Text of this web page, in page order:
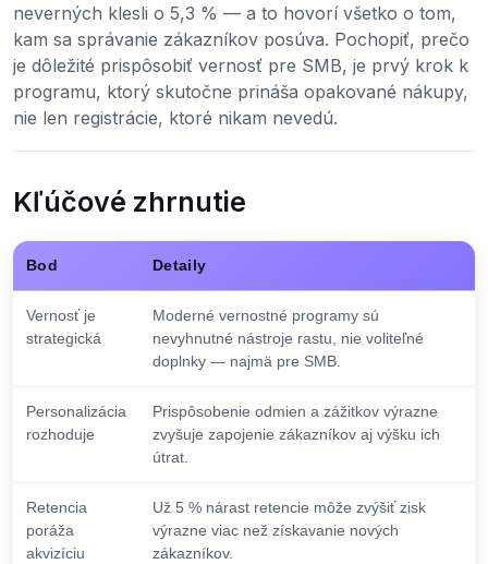
neverných klesli o 5,3 % — a to hovorí všetko o tom,
kam sa správanie zákazníkov posúva. Pochopiť, prečo
je dôležité prispôsobiť vernosť pre SMB, je prvý krok k
programu, ktorý skutočne prináša opakované nákupy,
nie len registrácie, ktoré nikam nevedú.
Kľúčové zhrnutie
Bod Detaily
Vernosť je
strategická
Moderné vernostné programy sú
nevyhnutné nástroje rastu, nie voliteľné
doplnky — najmä pre SMB.
Personalizácia
rozhoduje
Prispôsobenie odmien a zážitkov výrazne
zvyšuje zapojenie zákazníkov aj výšku ich
útrat.
Retencia
poráža
akvizíciu
Už 5 % nárast retencie môže zvýšiť zisk
výrazne viac než získavanie nových
zákazníkov.